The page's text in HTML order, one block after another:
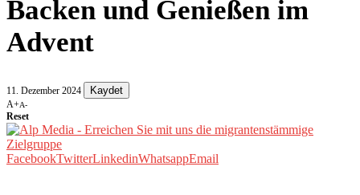
Backen und Genießen im
Advent
11. Dezember 2024 Kaydet
A+A-
Reset
FacebookTwitterLinkedinWhatsappEmail